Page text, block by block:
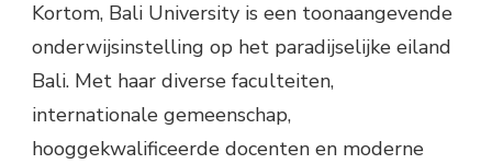
Kortom, Bali University is een toonaangevende
onderwijsinstelling op het paradijselijke eiland
Bali. Met haar diverse faculteiten,
internationale gemeenschap,
hooggekwalificeerde docenten en moderne